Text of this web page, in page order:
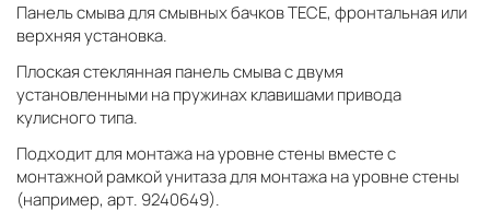
Панель смыва для смывных бачков TECE, фронтальная или
верхняя установка.
Плоская стеклянная панель смыва с двумя
установленными на пружинах клавишами привода
кулисного типа.
Подходит для монтажа на уровне стены вместе с
монтажной рамкой унитаза для монтажа на уровне стены
(например, арт. 9240649).